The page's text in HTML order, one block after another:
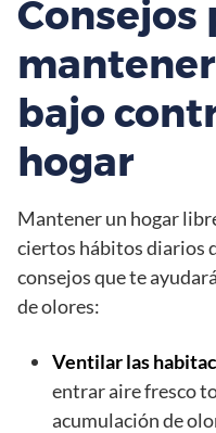
Consejos
bajo
hogar
Mantener un hogar
ciertos hábitos diarios
consejos que te
de olores:
Ventilar las
entrar aire fresco
acumulación de